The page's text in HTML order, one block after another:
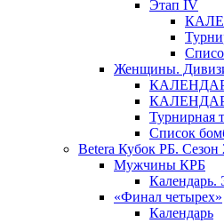
Этап IV
Женщины.
Турнирная
Список
Betera Кубок РБ. Сезон
Мужчины КРБ
Календарь.
«Финал четырех»
Календарь